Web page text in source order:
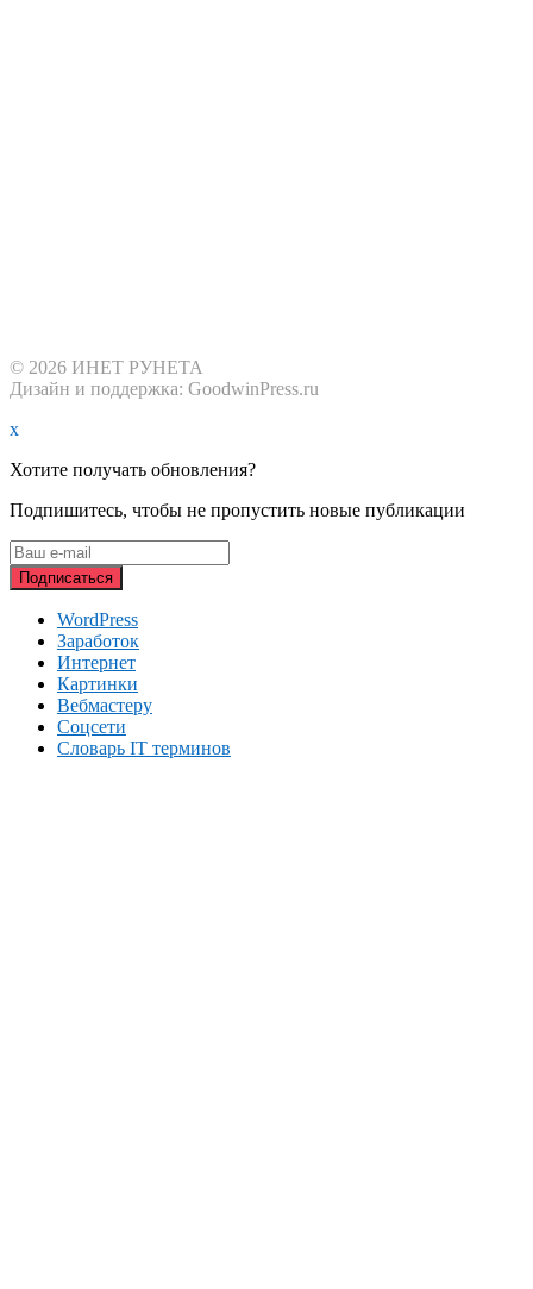
© 2026 ИНЕТ РУНЕТА
Дизайн и поддержка: GoodwinPress.ru
x
Хотите получать обновления?
Подпишитесь, чтобы не пропустить новые публикации
WordPress
Заработок
Интернет
Картинки
Вебмастеру
Соцсети
Словарь IT терминов